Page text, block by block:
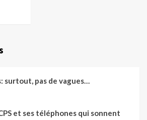
surtout, pas de vagues…
et ses téléphones qui sonnent